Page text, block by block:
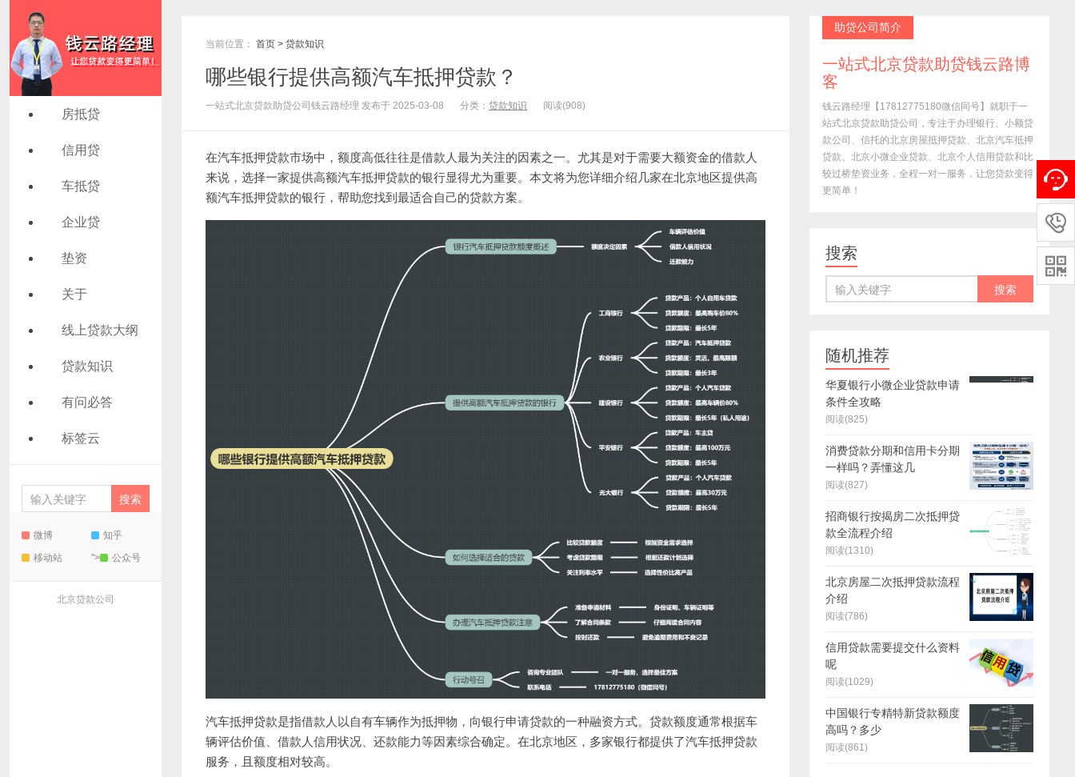
房抵贷
信用贷
车抵贷
企业贷
垫资
关于
线上贷款大纲
贷款知识
有问必答
标签云
微博
知乎
移动站
"> 公众号
北京贷款公司
当前位置： 首页 > 贷款知识
哪些银行提供高额汽车抵押贷款？
一站式北京贷款助贷公司钱云路经理 发布于 2025-03-08 分类： 贷款知识 阅读(908)
在汽车抵押贷款市场中，额度高低往往是借款人最为关注的因素之一。尤其是对于需要大额资金的借款人
来说，选择一家提供高额汽车抵押贷款的银行显得尤为重要。本文将为您详细介绍几家在北京地区提供高
额汽车抵押贷款的银行，帮助您找到最适合自己的贷款方案。
汽车抵押贷款是指借款人以自有车辆作为抵押物，向银行申请贷款的一种融资方式。贷款额度通常根据车
辆评估价值、借款人信用状况、还款能力等因素综合确定。在北京地区，多家银行都提供了汽车抵押贷款
服务，且额度相对较高。
助贷公司简介
一站式北京贷款助贷钱云路博
客
钱云路经理【17812775180微信同号】就职于一
站式北京贷款助贷公司，专注于办理银行、小额贷
款公司、信托的北京房屋抵押贷款、北京汽车抵押
贷款、北京小微企业贷款、北京个人信用贷款和比
较过桥垫资业务，全程一对一服务，让您贷款变得
更简单！
搜索
随机推荐
华夏银行小微企业贷款申请
条件全攻略
阅读(825)
消费贷款分期和信用卡分期
一样吗？弄懂这几
阅读(827)
招商银行按揭房二次抵押贷
款全流程介绍
阅读(1310)
北京房屋二次抵押贷款流程
介绍
阅读(786)
信用贷款需要提交什么资料
呢
阅读(1029)
中国银行专精特新贷款额度
高吗？多少
阅读(861)

